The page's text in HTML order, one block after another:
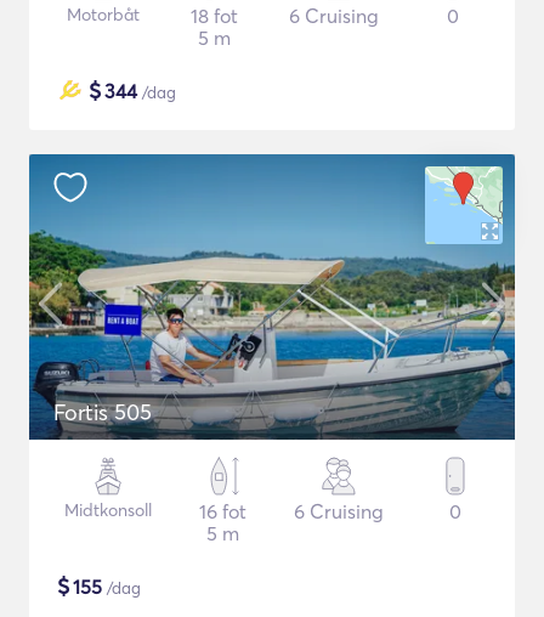
Motorbåt
18 fot
5 m
6 Cruising 0
$344/dag
Fortis 505
Midtkonsoll
16 fot
5 m
6 Cruising 0
$155 /dag